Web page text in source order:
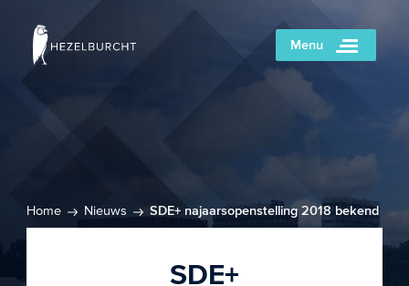
Menu
Home Nieuws SDE+ najaarsopenstelling 2018 bekend
SDE+